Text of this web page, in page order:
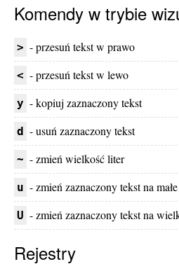
Komendy w trybie
> - przesuń tekst w prawo
< - przesuń tekst w lewo
y - kopiuj zaznaczony tekst
d - usuń zaznaczony tekst
~ - zmień wielkość liter
u - zmień zaznaczony tekst na
U - zmień zaznaczony tekst na
Rejestry